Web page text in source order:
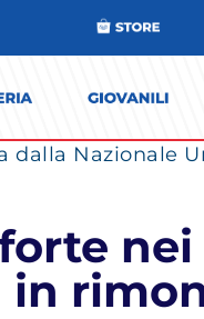
dalla Nazionale
nei